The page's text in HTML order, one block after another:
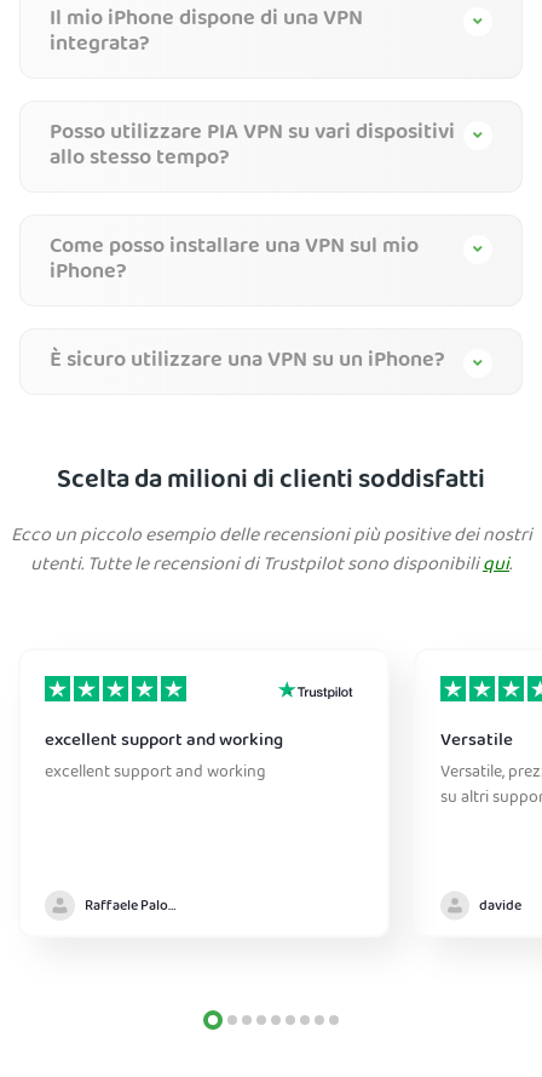
Il mio iPhone dispone di una VPN
integrata?
Posso utilizzare PIA VPN su vari dispositivi
allo stesso tempo?
Come posso installare una VPN sul mio
iPhone?
È sicuro utilizzare una VPN su un iPhone?
Scelta da milioni di clienti soddisfatti
Ecco un piccolo esempio delle recensioni più positive dei nostri
utenti. Tutte le recensioni di Trustpilot sono disponibiliqui.
excellent support and working
excellent support and working
Raffaele Palomba
Versatile
Versatile,
su altri
davide